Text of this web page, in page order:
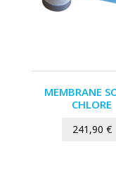
MEMBRANE
CHLORE
241,90 €